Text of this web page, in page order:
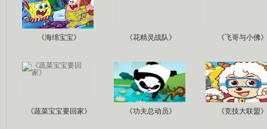
《海绵宝宝》 《花精灵战队》 《飞哥与小佛》
《蔬菜宝宝要回家》 《功夫总动员》 《竞技大联盟》